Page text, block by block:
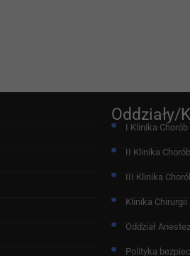
Oddziały/
I Klinika Chorób
II Klinika
III Klinika
Klinika Chirurgii
Oddział
Polityka